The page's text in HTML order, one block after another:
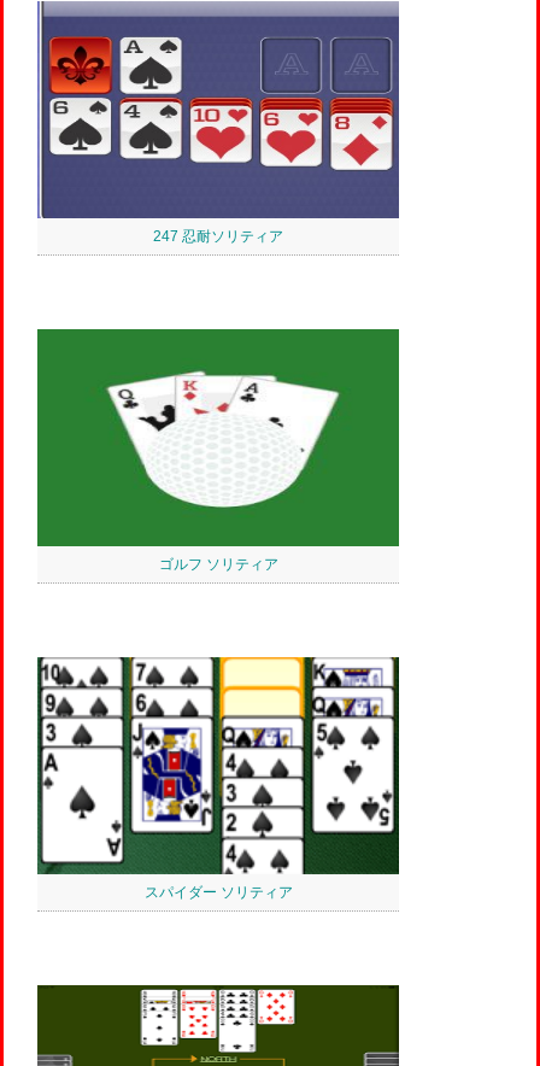
247 忍耐ソリティア
ゴルフ ソリティア
スパイダー ソリティア